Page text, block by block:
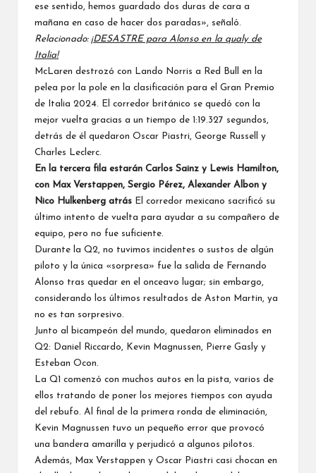
ese sentido, hemos guardado dos duras de cara a
mañana en caso de hacer dos paradas», señaló.
Relacionado: ¡DESASTRE para Alonso en la qualy de
Italia!
McLaren destrozó con Lando Norris a Red Bull en la
pelea por la pole en la clasificación para el Gran Premio
de Italia 2024 . El corredor británico se quedó con la
mejor vuelta gracias a un tiempo de 1:19.327 segundos,
detrás de él quedaron Oscar Piastri, George Russell y
Charles Leclerc.
En la tercera fila estarán Carlos Sainz y Lewis Hamilton,
con Max Verstappen, Sergio Pérez, Alexander Albon y
Nico Hulkenberg atrás El corredor mexicano sacrificó su
último intento de vuelta para ayudar a su compañero de
equipo, pero no fue suficiente.
Durante la Q2, no tuvimos incidentes o sustos de algún
piloto y la única «sorpresa» fue la salida de Fernando
Alonso tras quedar en el onceavo lugar; sin embargo,
considerando los últimos resultados de Aston Martin, ya
no es tan sorpresivo.
Junto al bicampeón del mundo, quedaron eliminados en
Q2: Daniel Riccardo,
Kevin Magnussen Pierre Gasly y
Esteban Ocon
La Q1 comenzó con muchos autos en la pista, varios de
ellos tratando de poner los mejores tiempos con ayuda
del rebufo. Al final de la primera ronda de eliminación,
Kevin Magnussen tuvo un pequeño error que provocó
una bandera amarilla y perjudicó a algunos pilotos.
Además, Max Verstappen y Oscar Piastri casi chocan en